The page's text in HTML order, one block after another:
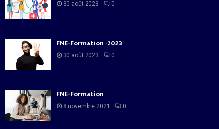
30 août 2023 0
FNE-Formation -2023
30 août 2023 0
FNE-Formation
8 novembre 2021 0